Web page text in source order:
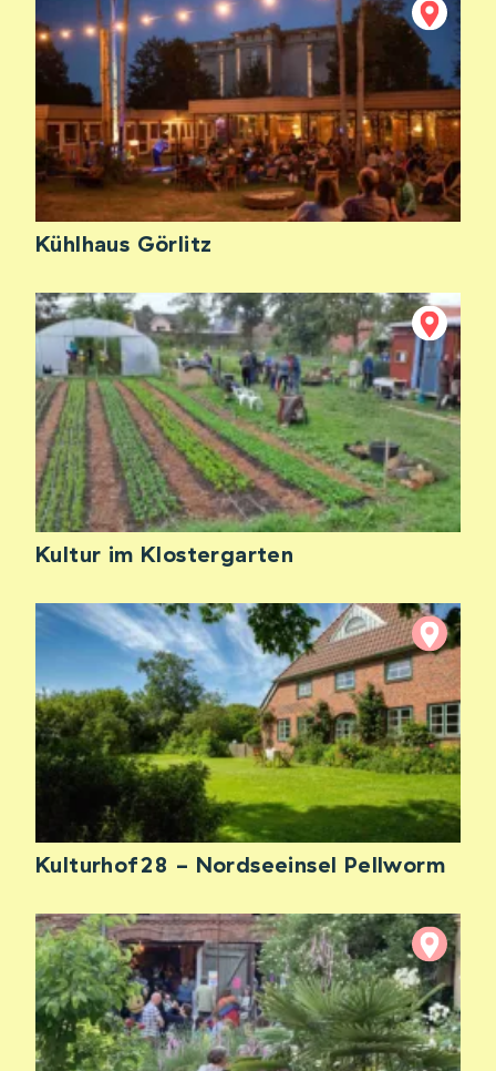
Kühlhaus Görlitz
Kultur im Klostergarten
Kulturhof28 - Nordseeinsel Pellworm